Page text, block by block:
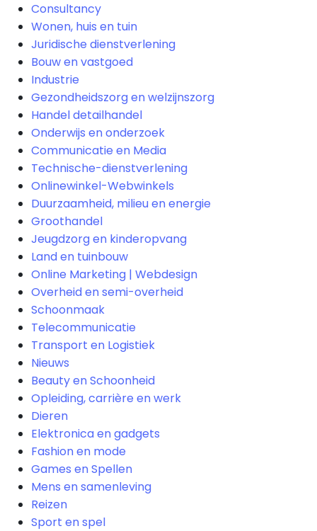
Consultancy
Wonen, huis en tuin
Juridische dienstverlening
Bouw en vastgoed
Industrie
Gezondheidszorg en welzijnszorg
Handel detailhandel
Onderwijs en onderzoek
Communicatie en Media
Technische-dienstverlening
Onlinewinkel-Webwinkels
Duurzaamheid, milieu en energie
Groothandel
Jeugdzorg en kinderopvang
Land en tuinbouw
Online Marketing | Webdesign
Overheid en semi-overheid
Schoonmaak
Telecommunicatie
Transport en Logistiek
Nieuws
Beauty en Schoonheid
Opleiding, carrière en werk
Dieren
Elektronica en gadgets
Fashion en mode
Games en Spellen
Mens en samenleving
Reizen
Sport en spel